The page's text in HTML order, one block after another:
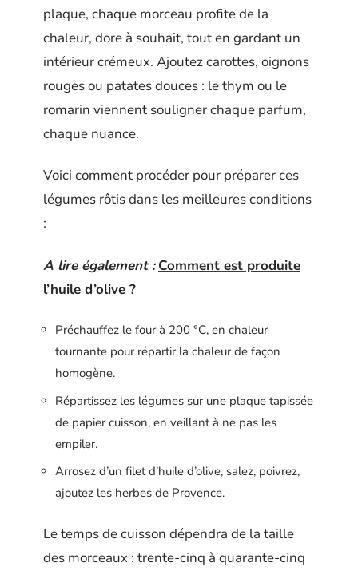
plaque, chaque morceau profite de la
chaleur, dore à souhait, tout en gardant un
intérieur crémeux. Ajoutez carottes, oignons
rouges ou patates douces : le thym ou le
romarin viennent souligner chaque parfum,
chaque nuance.
Voici comment procéder pour préparer ces
légumes rôtis dans les meilleures conditions
:
A lire également : Comment est produite
l’huile d’olive ?
Préchauffez le four à 200 °C, en chaleur
tournante pour répartir la chaleur de façon
homogène.
Répartissez les légumes sur une plaque tapissée
de papier cuisson, en veillant à ne pas les
empiler.
Arrosez d’un filet d’huile d’olive, salez, poivrez,
ajoutez les herbes de Provence.
Le temps de cuisson dépendra de la taille
des morceaux : trente-cinq à quarante-cinq